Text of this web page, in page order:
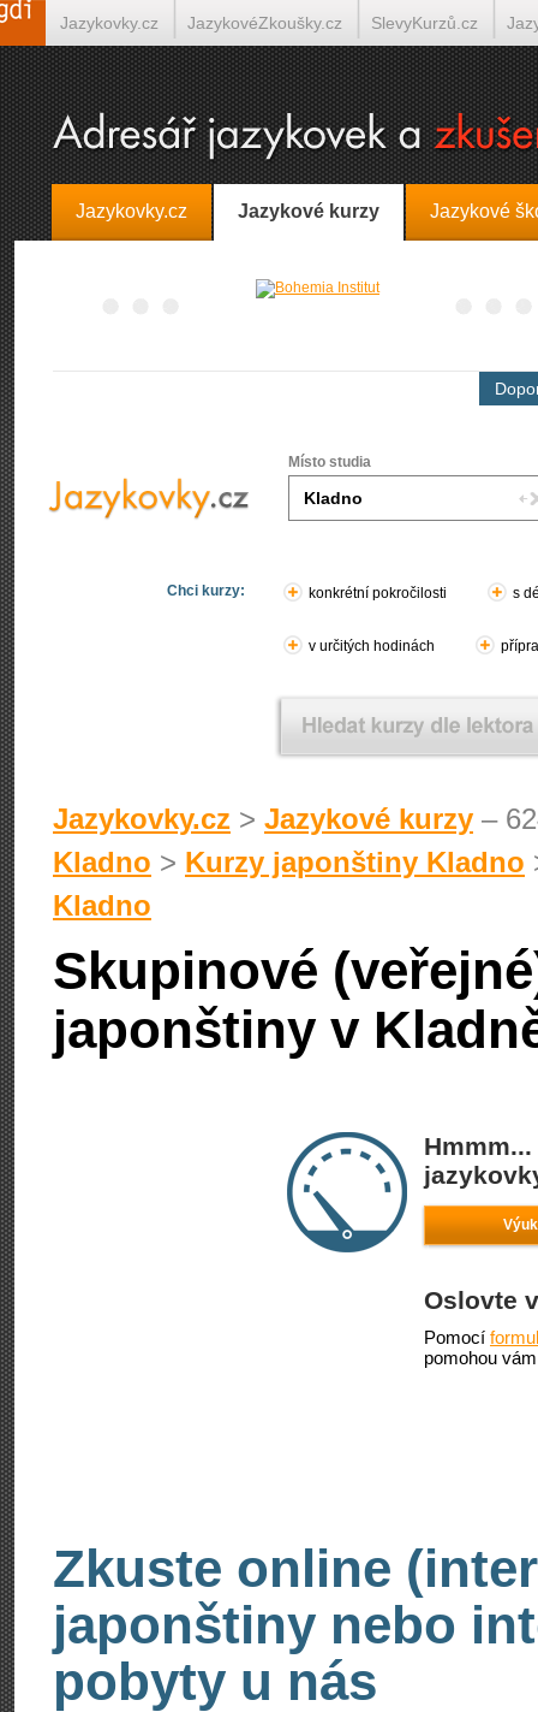
Jazykovky.cz Jazykové kurzy Jazykové
Místo studia
Chci kurzy: konkrétní pokročilosti s
v určitých hodinách
Jazykovky.cz > Jazykové kurzy –
Kladno > Kurzy japonštiny Kladno
Kladno
Skupinové
japonštiny v
Oslovte
Pomocí
pomohou
Zkuste online
japonštiny nebo
pobyty u nás
Jazykovky.cz JazykovéZkoušky.cz SlevyKurzů.cz
Španělština on-line Italština on-line Tlumočení-